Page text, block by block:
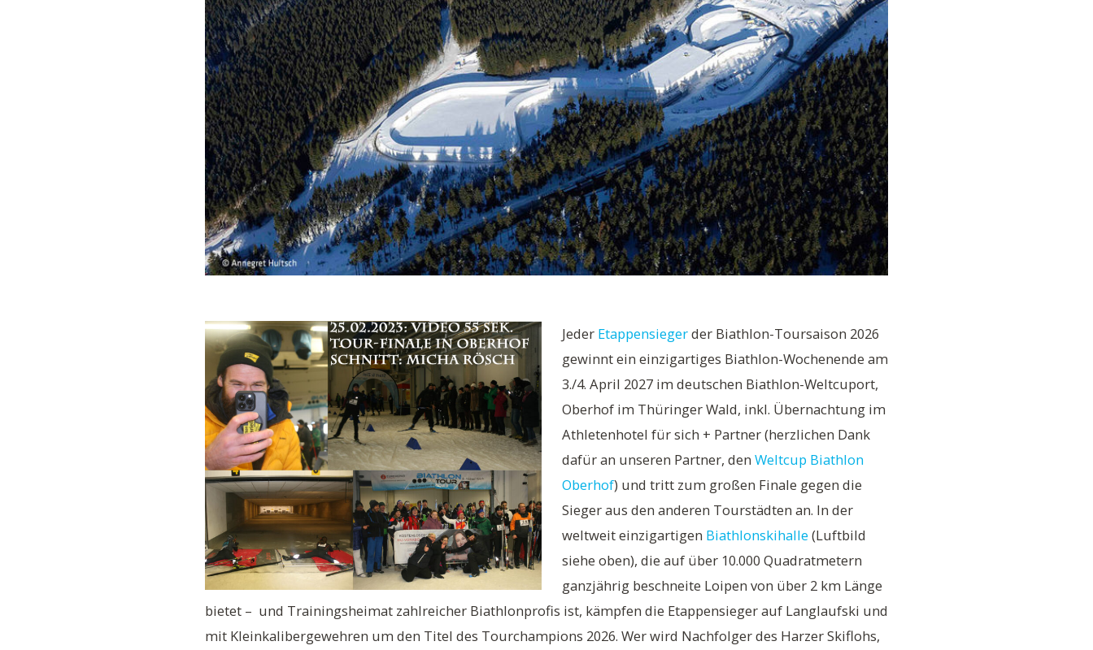
Jeder Etappensiegerder Biathlon-Toursaison 2026
gewinnt ein einzigartiges Biathlon-Wochenende am
3./4. April 2027 im deutschen Biathlon-Weltcuport,
Oberhof im Thüringer Wald, inkl. Übernachtung im
Athletenhotel für sich + Partner (herzlichen Dank
dafür an unseren Partner, den Weltcup Biathlon
Oberhof) und tritt zum großen Finale gegen die
Sieger aus den anderen Tourstädten an. In der
weltweit einzigartigen Biathlonskihalle (Luftbild
siehe oben), die auf über 10.000 Quadratmetern
ganzjährig beschneite Loipen von über 2 km Länge
bietet – und Trainingsheimat zahlreicher Biathlonprofis ist, kämpfen die Etappensieger auf Langlaufski und
mit Kleinkalibergewehren um den Titel des Tourchampions 2026. Wer wird Nachfolger des Harzer Skiflohs,